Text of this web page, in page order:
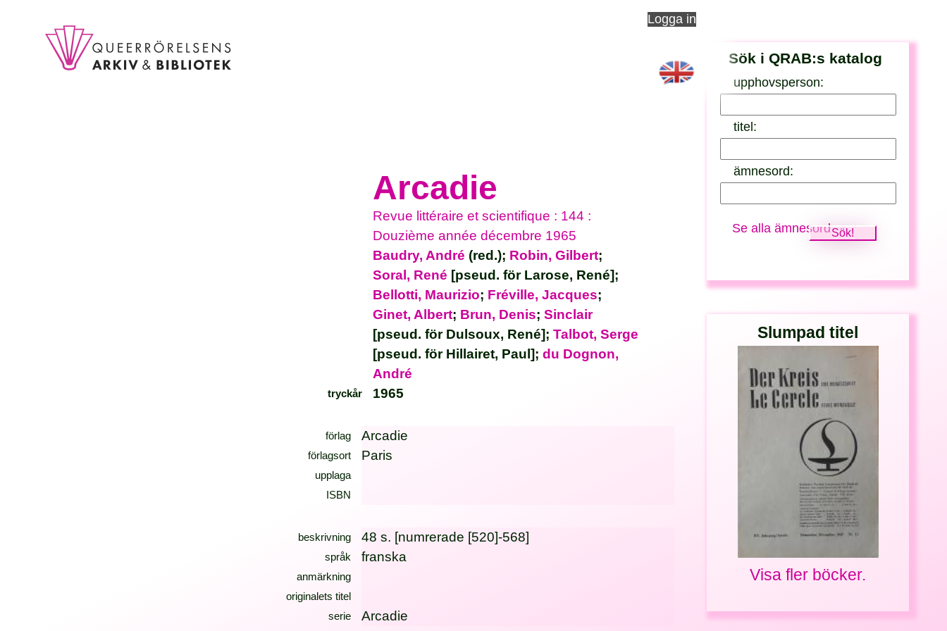
Logga in
Sök i QRAB:s katalog
upphovsperson:
titel:
ämnesord:
Se alla ämnesord
Slumpad titel
Visa fler böcker.
Arcadie
Revue littéraire et scientifique : 144 :
Douzième année décembre 1965
Baudry, André (red.); Robin, Gilbert;
Soral, René [pseud. för Larose, René];
Bellotti, Maurizio; Fréville, Jacques;
Ginet, Albert; Brun, Denis;Sinclair
[pseud. för Dulsoux, René];Talbot, Serge
[pseud. för Hillairet, Paul];du Dognon,
André
tryckår 1965
förlag Arcadie
förlagsort Paris
upplaga
ISBN
beskrivning 48 s. [numrerade [520]-568]
språk franska
anmärkning
originalets titel
serie
Arcadie